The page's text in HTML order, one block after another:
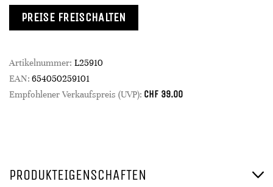
PREISE FREISCHALTEN
Artikelnummer: L25910
EAN: 654050259101
Empfohlener Verkaufspreis (UVP): CHF 39.00
PRODUKTEIGENSCHAFTEN